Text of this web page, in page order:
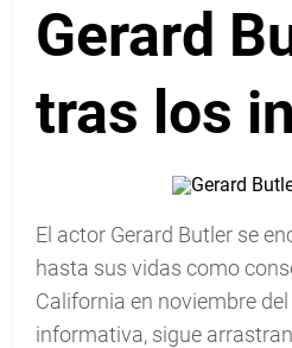
Gerard
tras los
El actor Gerard Butler se
hasta sus vidas como
California en noviembre
informativa, sigue